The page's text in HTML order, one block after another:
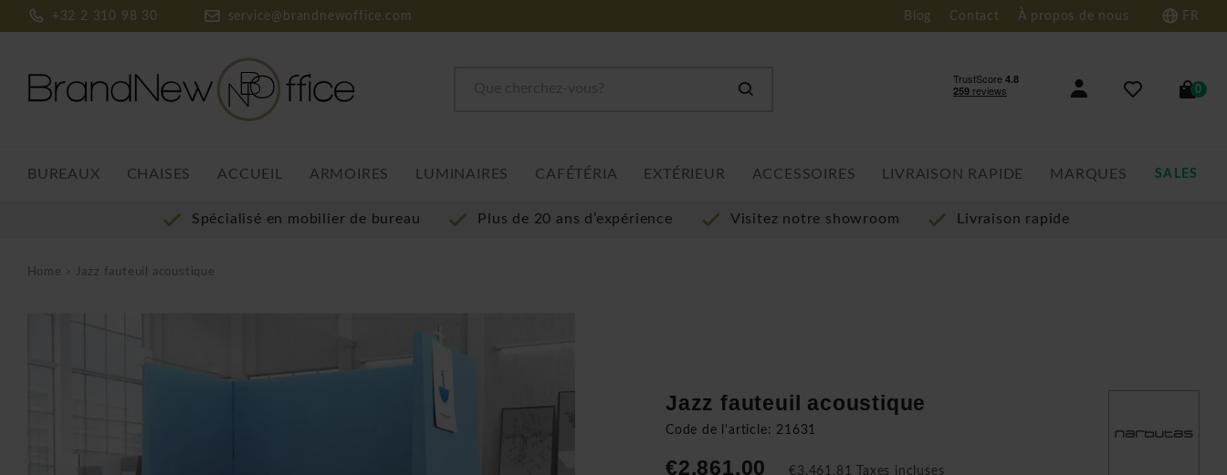
+32 2 310 98 30 service@brandnewoffice.com Blog Contact À propos de nous FR
0
BUREAUX CHAISES ACCUEIL ARMOIRES LUMINAIRES CAFÉTÉRIA EXTÉRIEUR ACCESSOIRES LIVRAISON RAPIDE MARQUES SALES
Spécialisé en mobilier de bureau Plus de 20 ans d’expérience Visitez notre showroom Livraison rapide
Home Jazz fauteuil acoustique
Jazz fauteuil acoustique
Code de l'article: 21631
€2.861,00 €3.461,81 Taxes incluses